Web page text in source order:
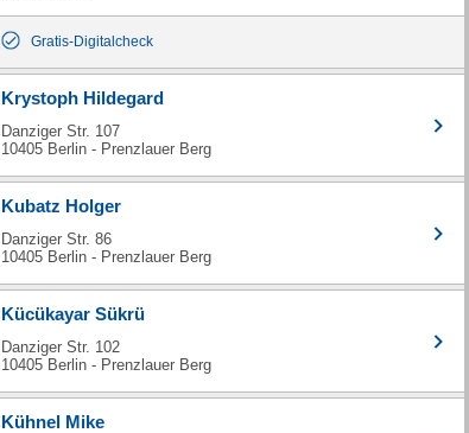
Gratis-Digitalcheck
Krystoph Hildegard
Danziger Str. 107
10405 Berlin - Prenzlauer Berg
Kubatz Holger
Danziger Str. 86
10405 Berlin - Prenzlauer Berg
Kücükayar Sükrü
Danziger Str. 102
10405 Berlin - Prenzlauer Berg
Kühnel Mike